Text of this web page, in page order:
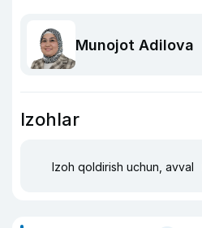
Munojot Adilova
Izohlar
Izoh qoldirish uchun, avval